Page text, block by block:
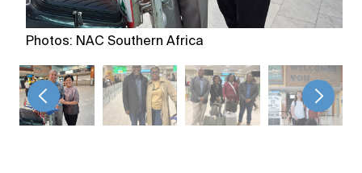
Photos: NAC Southern Africa
< >